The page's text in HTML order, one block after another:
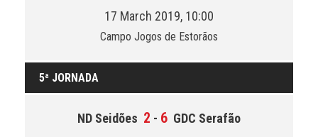
17 March 2019, 10:00
Campo Jogos de Estorãos
5ª JORNADA
ND Seidões 2 - 6 GDC Serafão